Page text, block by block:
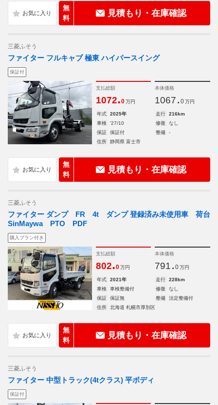
無
料
見積もり・在庫確認
三菱ふそう
ファイター フルキャブ 極東 ハイパースイング
保証付
支払総額
1072.0 万円
本体価格
1067. 0 万円
年式 2025年 走行
216km
車検
'27/10 修復
なし
保証
保証付 整備
-
住所
静岡県 富士市
無
料
見積もり・在庫確認
三菱ふそう
ファイター ダンプ FR 4t ダンプ 登録済み未使用車 荷台
SinMaywa PTO PDF
購入プラン付き
支払総額
802.0 万円
本体価格
791. 0 万円
年式 2021年 走行
228km
車検
車検整備付 修復
なし
保証
保証無 整備
法定整備付
住所
北海道 札幌市厚別区
無
料
見積もり・在庫確認
三菱ふそう
ファイター 中型トラック(4tクラス) 平ボディ
保証付